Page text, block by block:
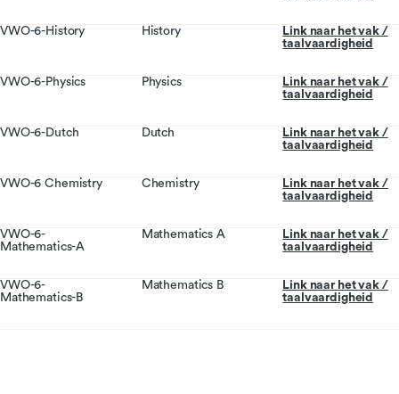
VWO-6-History History
Link naar het vak /
taalvaardigheid
VWO-6-Physics Physics
Link naar het vak /
taalvaardigheid
VWO-6-Dutch Dutch
Link naar het vak /
taalvaardigheid
VWO-6 Chemistry Chemistry
Link naar het vak /
taalvaardigheid
VWO-6-
Mathematics-A
Mathematics A
Link naar het vak /
taalvaardigheid
VWO-6-
Mathematics-B
Mathematics B
Link naar het vak /
taalvaardigheid